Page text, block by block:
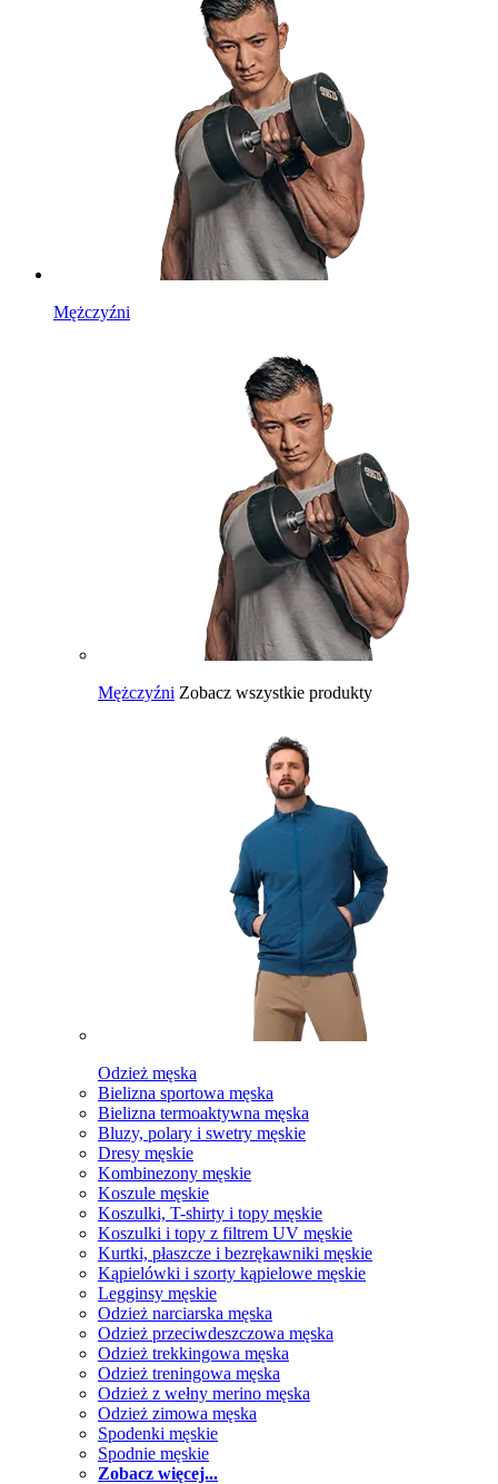
Mężczyźni
Mężczyźni Zobacz wszystkie produkty
Odzież męska
Bielizna sportowa męska
Bielizna termoaktywna męska
Bluzy, polary i swetry męskie
Dresy męskie
Kombinezony męskie
Koszule męskie
Koszulki, T-shirty i topy męskie
Koszulki i topy z filtrem UV męskie
Kurtki, płaszcze i bezrękawniki męskie
Kąpielówki i szorty kąpielowe męskie
Legginsy męskie
Odzież narciarska męska
Odzież przeciwdeszczowa męska
Odzież trekkingowa męska
Odzież treningowa męska
Odzież z wełny merino męska
Odzież zimowa męska
Spodenki męskie
Spodnie męskie
Zobacz więcej...